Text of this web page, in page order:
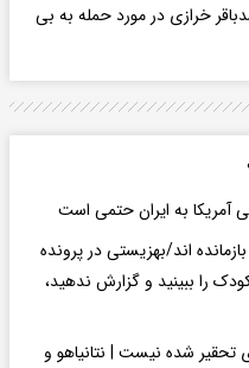
خرازی در مورد حمله به بی
آمریکا به ایران حتمی است
اند/بهزیستی در پرونده
را ببینید و گزارش ندهید،
تحقیر شده نیست | نتانیاهو و